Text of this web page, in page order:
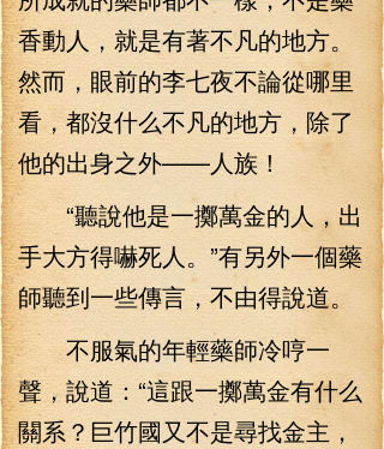
香動人，就是有著不凡的地方。
然而，眼前的李七夜不論從哪里
看，都沒什么不凡的地方，除了
他的出身之外——人族！
“聽說他是一擲萬金的人，出
手大方得嚇死人。”有另外一個藥
師聽到一些傳言，不由得說道。
不服氣的年輕藥師冷哼一
聲，說道：“這跟一擲萬金有什么
關系？巨竹國又不是尋找金主，